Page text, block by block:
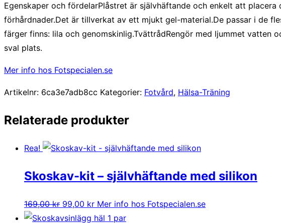
priset
var:
69,00 kr.
priset
är:
55,00 kr.
Egenskaper och fördelarPlåstret är självhäftande och enkelt att
förhårdnader.Det är tillverkat av ett mjukt gel-material.De passar i de
färger finns: lila och genomskinlig.TvättrådRengör med ljummet vatten
sval plats.
Mer info hos Fotspecialen.se
Artikelnr: 6ca3e7adb8cc Kategorier: Fotvård, Hälsa-Träning
Relaterade produkter
Rea!
Skoskav-kit – självhäftande med silikon
169,00kr Det
ursprungliga
99,00 krDet
nuvarande
Mer info hos Fotspecialen.se